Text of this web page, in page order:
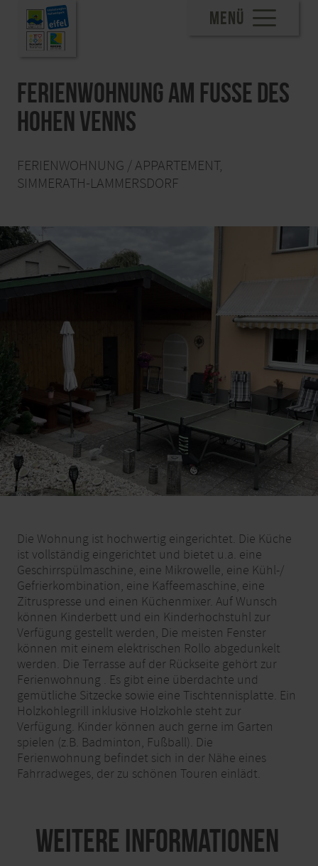
MENÜ
Ferienwohnung am Fuße des
Hohen Venns
FERIENWOHNUNG / APPARTEMENT,
SIMMERATH-LAMMERSDORF
Die Wohnung ist hochwertig eingerichtet. Die Küche
ist vollständig eingerichtet und bietet u.a. eine
Geschirrspülmaschine, eine Mikrowelle, eine Kühl-/
Gefrierkombination, eine Kaffeemaschine, eine
Zitruspresse und einen Küchenmixer. Auf Wunsch
können Kinderbett und ein Kinderhochstuhl zur
Verfügung gestellt werden, Die meisten Fenster
können mit einem elektrischen Rollo abgedunkelt
werden. Die Terrasse auf der Rückseite gehört zur
Ferienwohnung . Es gibt eine überdachte und
gemütliche Sitzecke sowie eine Tischtennisplatte. Ein
Holzkohlegrill inklusive Holzkohle steht zur
Verfügung. Kinder können auch gerne im Garten
spielen (z.B. Badminton, Fußball). Die
Ferienwohnung befindet sich in der Nähe eines
Fahrradweges, der zu schönen Touren einlädt.
Weitere Informationen